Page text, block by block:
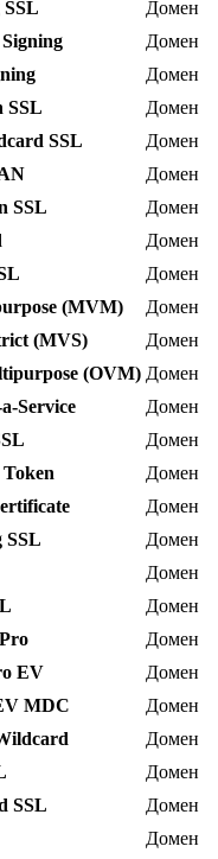
SSL
Домен
Домен
Домен
SSL
Домен
SSL
Домен
Домен
SSL
Домен
Домен
Домен
(MVM)
Домен
(MVS)
Домен
(OVM) Домен
Service
Домен
Домен
Домен
Домен
SSL
Домен
Домен
Домен
Домен
EV
Домен
MDC
Домен
Домен
Домен
SSL
Домен
Домен